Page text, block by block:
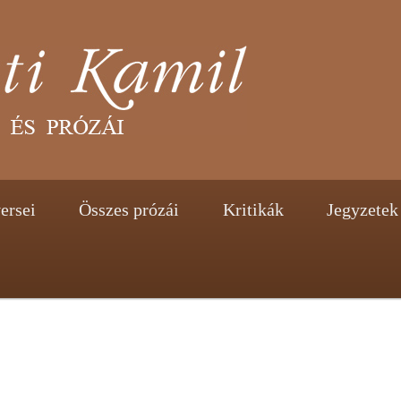
Összes prózái Kritikák Jegyzetek